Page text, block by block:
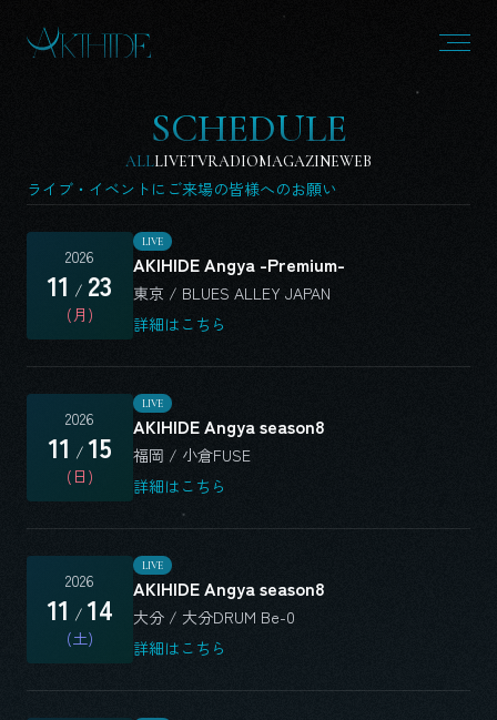
SCHEDULE
ALLLIVETVRADIOMAGAZINEWEB
ライブ・イベントにご来場の皆様へのお願い
2026
11 / 23
(月)
LIVE
AKIHIDE Angya -Premium-
東京 / BLUES ALLEY JAPAN
詳細はこちら
2026
11 / 15
(日)
LIVE
AKIHIDE Angya season8
福岡 / 小倉FUSE
詳細はこちら
2026
11 / 14
(土)
LIVE
AKIHIDE Angya season8
大分 / 大分DRUM Be-0
詳細はこちら